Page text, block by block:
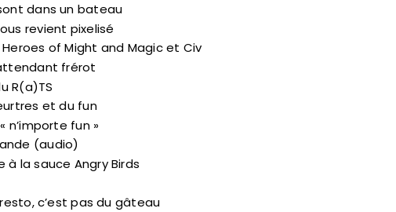
dans un bateau
revient pixelisé
of Might and Magic et Civ
frérot
R(a)TS
et du fun
n’importe fun »
(audio)
la sauce Angry Birds
c’est pas du gâteau